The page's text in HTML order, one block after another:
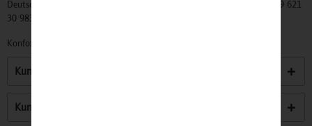
Deutschland, Info@mycybergroup.com, https://mycybergroup.com, +49 621
30 983 0
Konformitätserklärungen zu unseren Produkten finden Sie
Kunden kauften auch
Kunden haben sich ebenfalls angesehen